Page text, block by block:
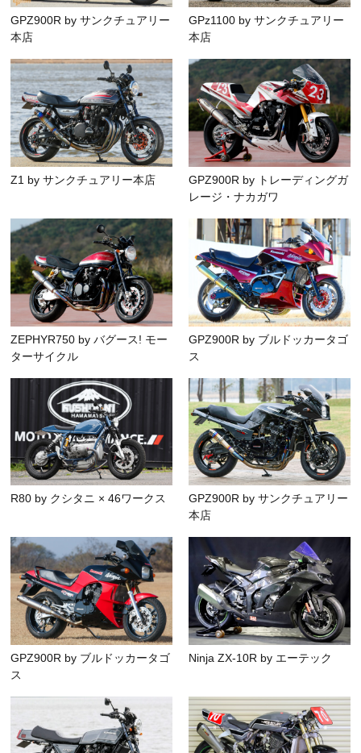
GPZ900R by サンクチュアリー
本店
GPz1100 by サンクチュアリー
本店
Z1 by サンクチュアリー本店
GPZ900R by トレーディングガ
レージ・ナカガワ
ZEPHYR750 by バグース! モー
ターサイクル
GPZ900R by ブルドッカータゴ
ス
R80 by クシタニ × 46ワークス
GPZ900R by サンクチュアリー
本店
GPZ900R by ブルドッカータゴ
ス
Ninja ZX-10R by エーテック